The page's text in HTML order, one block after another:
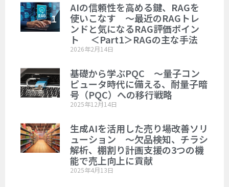
AIの信頼性を高める鍵、RAGを
使いこなす ～最近のRAGトレ
ンドと気になるRAG評価ポイン
ト ＜Part1＞RAGの主な手法
2026年2月14日
基礎から学ぶPQC ～量子コン
ピュータ時代に備える、耐量子暗
号（PQC）への移行戦略
2025年12月14日
生成AIを活用した売り場改善ソリ
ューション ～欠品検知、チラシ
解析、棚割り計画支援の3つの機
能で売上向上に貢献
2025年4月13日